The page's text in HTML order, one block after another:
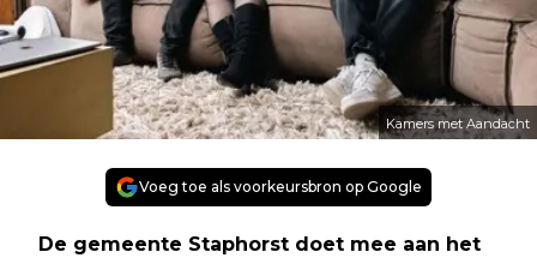
Kamers met Aandacht
Voeg toe als voorkeursbron op Google
De gemeente Staphorst doet mee aan het